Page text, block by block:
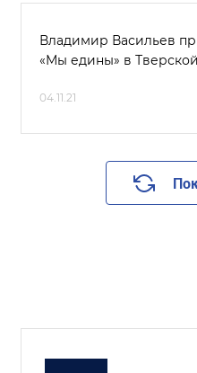
Владимир Васильев
«Мы едины» в
04.11.21